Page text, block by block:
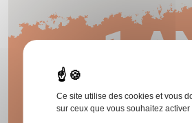
1
DE
Ce site utilise des cookies et vous
sur ceux que vous souhaitez activer